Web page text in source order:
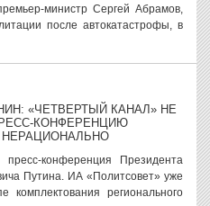
министр Сергей Абрамов,
после автокатастрофы, в
«ЧЕТВЕРТЫЙ КАНАЛ» НЕ
КОНФЕРЕНЦИЮ
НЕРАЦИОНАЛЬНО
конференция Президента
Путина. ИА «Политсовет» уже
регионального